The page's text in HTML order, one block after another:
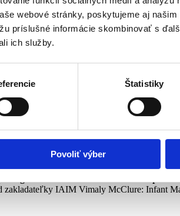
webové stránky, poskytujeme aj
príslušné informácie skombinovať s
ich služby.
Štatistiky
Povoliť výber
organizácie IAIM sa skladáz
hmatov pod vedením lektorky. Počas
ich bábätkami. Svojím obsahom je tento
že vás obohatí nielen ako budúce
vašej účasti sa kurz koná vo forme
materských centier, no tentokrát sme sa
mimo Bratislavy.
začať s vlastnou praxou.
zakladateľky IAIM Vimaly McClure: Infant